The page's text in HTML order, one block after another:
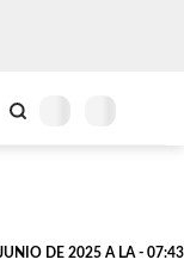
DE 2025 A LA - 07:43